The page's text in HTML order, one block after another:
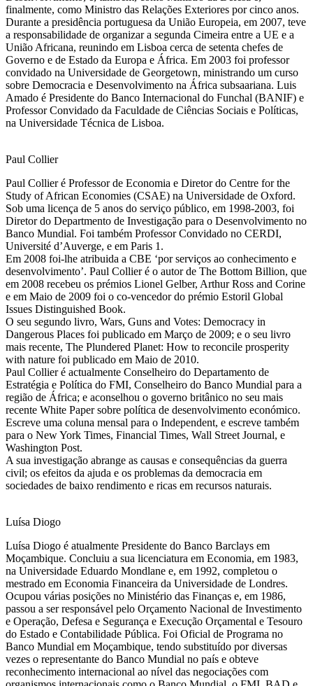
finalmente, como Ministro das Relações Exteriores por cinco anos.
Durante a presidência portuguesa da União Europeia, em 2007, teve
a responsabilidade de organizar a segunda Cimeira entre a UE e a
União Africana, reunindo em Lisboa cerca de setenta chefes de
Governo e de Estado da Europa e África. Em 2003 foi professor
convidado na Universidade de Georgetown, ministrando um curso
sobre Democracia e Desenvolvimento na África subsaariana. Luis
Amado é Presidente do Banco Internacional do Funchal (BANIF) e
Professor Convidado da Faculdade de Ciências Sociais e Políticas,
na Universidade Técnica de Lisboa.
Paul Collier
Paul Collier é Professor de Economia e Diretor do Centre for the
Study of African Economies (CSAE) na Universidade de Oxford.
Sob uma licença de 5 anos do serviço público, em 1998-2003, foi
Diretor do Departmento de Investigação para o Desenvolvimento no
Banco Mundial. Foi também Professor Convidado no CERDI,
Université d’Auverge, e em Paris 1.
Em 2008 foi-lhe atribuida a CBE ‘por serviços ao conhecimento e
desenvolvimento’. Paul Collier é o autor de The Bottom Billion, que
em 2008 recebeu os prémios Lionel Gelber, Arthur Ross and Corine
e em Maio de 2009 foi o co-vencedor do prémio Estoril Global
Issues Distinguished Book.
O seu segundo livro, Wars, Guns and Votes: Democracy in
Dangerous Places foi publicado em Março de 2009; e o seu livro
mais recente, The Plundered Planet: How to reconcile prosperity
with nature foi publicado em Maio de 2010.
Paul Collier é actualmente Conselheiro do Departamento de
Estratégia e Política do FMI, Conselheiro do Banco Mundial para a
região de África; e aconselhou o governo britânico no seu mais
recente White Paper sobre política de desenvolvimento económico.
Escreve uma coluna mensal para o Independent, e escreve também
para o New York Times, Financial Times, Wall Street Journal, e
Washington Post.
A sua investigação abrange as causas e consequências da guerra
civil; os efeitos da ajuda e os problemas da democracia em
sociedades de baixo rendimento e ricas em recursos naturais.
Luísa Diogo
Luísa Diogo é atualmente Presidente do Banco Barclays em
Moçambique. Concluiu a sua licenciatura em Economia, em 1983,
na Universidade Eduardo Mondlane e, em 1992, completou o
mestrado em Economia Financeira da Universidade de Londres.
Ocupou várias posições no Ministério das Finanças e, em 1986,
passou a ser responsável pelo Orçamento Nacional de Investimento
e Operação, Defesa e Segurança e Execução Orçamental e Tesouro
do Estado e Contabilidade Pública. Foi Oficial de Programa no
Banco Mundial em Moçambique, tendo substituído por diversas
vezes o representante do Banco Mundial no país e obteve
reconhecimento internacional ao nível das negociações com